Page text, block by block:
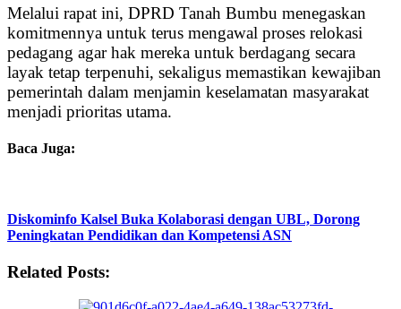
Melalui rapat ini, DPRD Tanah Bumbu menegaskan
komitmennya untuk terus mengawal proses relokasi
pedagang agar hak mereka untuk berdagang secara
layak tetap terpenuhi, sekaligus memastikan kewajiban
pemerintah dalam menjamin keselamatan masyarakat
menjadi prioritas utama.
Baca Juga:
Diskominfo Kalsel Buka Kolaborasi dengan UBL, Dorong
Peningkatan Pendidikan dan Kompetensi ASN
Related Posts: